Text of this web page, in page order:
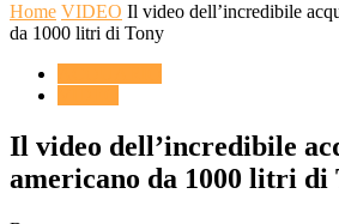
Home VIDEO Il video dell’incredibile
da 1000 litri di Tony
Il video dell’incredibile
americano da 1000 litri di